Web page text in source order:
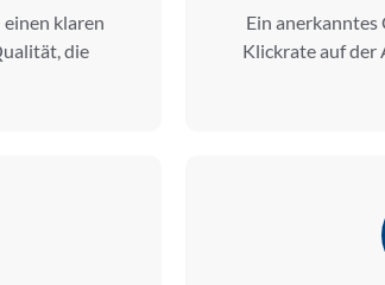
klaren
die
Ein
Klickrate auf der